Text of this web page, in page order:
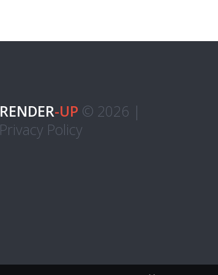
RENDER-UP © 2026 |
Privacy Policy